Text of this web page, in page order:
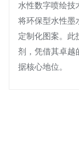
水性数字喷绘技
将环保型水性墨
定制化图案。此
剂，凭借其卓越
据核心地位。